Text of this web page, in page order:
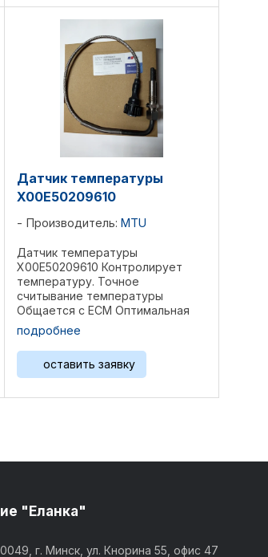
Датчик температуры
X00E50209610
Производитель: MTU
Датчик температуры
X00E50209610 Контролирует
температуру. Точное
считывание температуры
Общается с ECM Оптимальная
работа двигателя Оригинальная
запчасть MTU Производитель
МТУ. Изготовлен в соответствии
с оригинальными заводскими
спецификациями Для ...
подробнее
оставить заявку
"Еланка"
г. Минск, ул. Кнорина 55, офис 47